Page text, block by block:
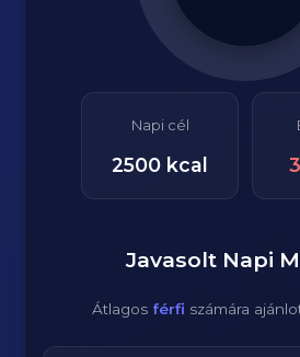
Napi cél
2500 kcal
Javasolt Napi
Átlagos férfi számára